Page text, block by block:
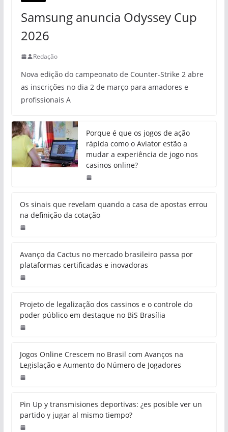
Samsung anuncia Odyssey Cup
2026
Redação
Nova edição do campeonato de Counter-Strike 2 abre
as inscrições no dia 2 de março para amadores e
profissionais A
Porque é que os jogos de ação
rápida como o Aviator estão a
mudar a experiência de jogo nos
casinos online?
Os sinais que revelam quando a casa de apostas errou
na definição da cotação
Avanço da Cactus no mercado brasileiro passa por
plataformas certificadas e inovadoras
Projeto de legalização dos cassinos e o controle do
poder público em destaque no BiS Brasília
Jogos Online Crescem no Brasil com Avanços na
Legislação e Aumento do Número de Jogadores
Pin Up y transmisiones deportivas: ¿es posible ver un
partido y jugar al mismo tiempo?